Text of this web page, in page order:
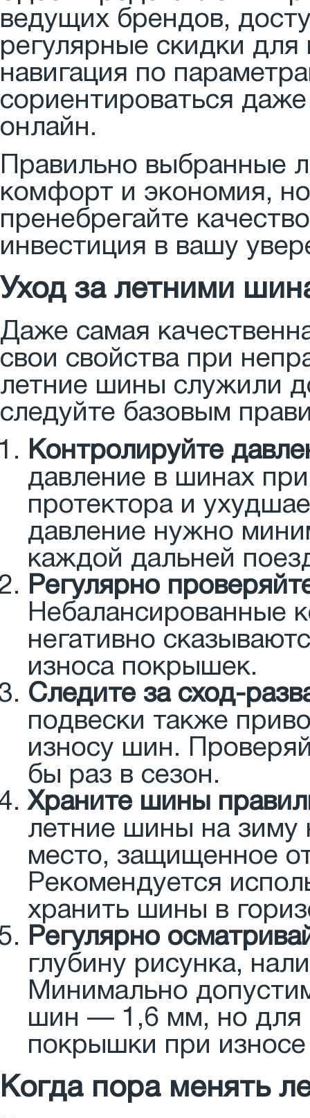
ведущих брендов,
регулярные скидки
навигация по
сориентироваться
онлайн.
Правильно выбранные
комфорт и экономия,
пренебрегайте
инвестиция в вашу
Уход за летними
Даже самая
свои свойства при
летние шины служили
следуйте базовым
Контролируйте
давление в шинах
протектора и
давление нужно
каждой дальней
Регулярно
Небалансированные
негативно
износа покрышек.
Следите за сход-
подвески также
износу шин.
бы раз в сезон.
Храните шины
летние шины на зиму
место, защищенное
Рекомендуется
хранить шины в
Регулярно
глубину рисунка,
Минимально
шин — 1,6 мм, но для
покрышки при
Когда пора менять